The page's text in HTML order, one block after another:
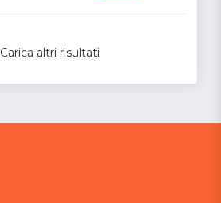
Carica altri risultati